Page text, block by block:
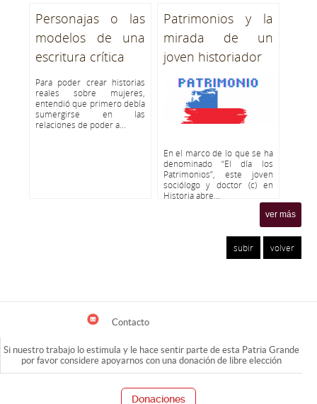
Personajas o las
modelos de una
escritura crítica
Para poder crear historias
reales sobre mujeres,
entendió que primero debía
sumergirse en las
relaciones de poder a...
Patrimonios y la
mirada de un
joven historiador
En el marco de lo que se ha
denominado “El día los
Patrimonios”, este joven
sociólogo y doctor (c) en
Historia abre...
ver más
subir volver
Contacto
Si nuestro trabajo lo estimula y le hace sentir parte de esta Patria Grande
por favor considere apoyarnos con una donación de libre elección
Donaciones